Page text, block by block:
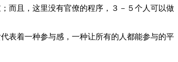
而且，这里没有官僚的程序，３－５个人可以做
着一种参与感，一种让所有的人都能参与的平